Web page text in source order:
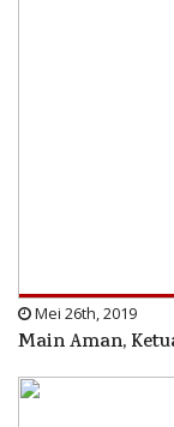
Mei 26th, 2019
Main Aman,